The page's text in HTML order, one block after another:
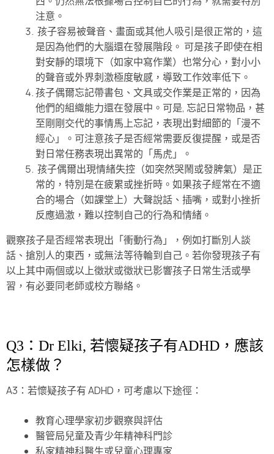
注意。
孩子容易被聲音、畫面或其他人吸引是很正常的，這
是因為他們的大腦還在發展階段。 可是孩子即使在相
對安靜的環境下（如家中寫作業）也常分心，對小小
的聲音或外界刺激極度敏感，導致工作效率低下。
孩子偶爾忘記帶書包、文具或交作業是正常的，因為
他們的組織能力還在發展中。可是, 忘記日常物品，甚
至剛剛交代的事情馬上忘記，表現出對細節的「漫不
經心」。可注意孩子是否經常需要反復提醒，或是否
對日常任務表現出異常的「馬虎」。
孩子偶爾出現情緒失控（如突然哭鬧或發脾氣）是正
常的，特別是在疲累或挫折時。如果孩子經常在不適
合的場合（如課堂上）大聲說話、插嘴，或對小挫折
反應過激，難以控制自己的行為和情緒。
觀察孩子是否經常表現出「衝動行為」，例如打斷別人談
話、搶別人的東西，或無法等待輪到自己。若你發現孩子有
以上其中兩個或以上徵狀或徵狀已影響孩子日常生活或學
習，有必要同老師或校方聯絡。
Q3：Dr Elki, 若懷疑孩子有ADHD，應該
怎樣做？
A3：若懷疑孩子有 ADHD，可考慮以下途徑：
教育心理學家初步觀察與評估
醫管局兒童及青少年精神科門診
私家精神科醫生或兒童心理專家